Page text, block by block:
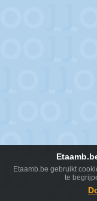
Etaamb.be gebruikt
te